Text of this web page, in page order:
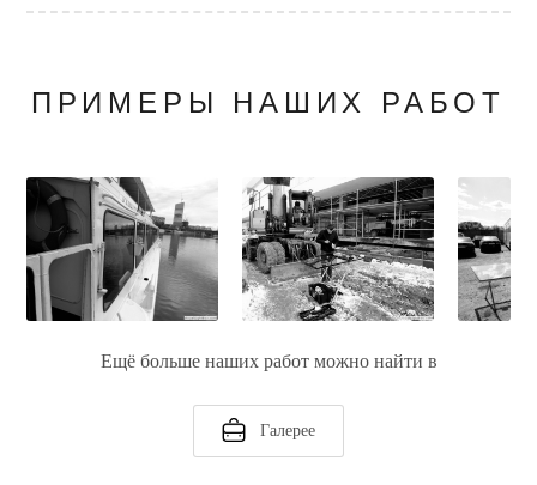
ПРИМЕРЫ НАШИХ РАБОТ
Ещё больше наших работ можно найти в
Галерее